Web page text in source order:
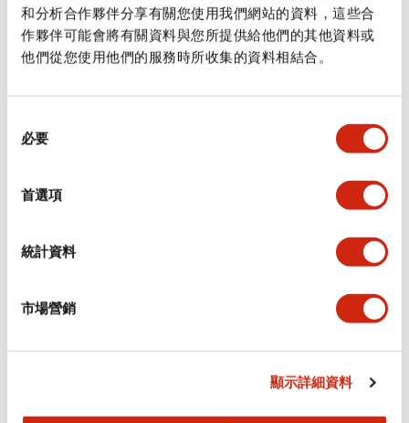
和分析合作夥伴分享有關您使用我們網站的資料，這些合
作夥伴可能會將有關資料與您所提供給他們的其他資料或
他們從您使用他們的服務時所收集的資料相結合。
必要
首選項
統計資料
市場營銷
顯示詳細資料
審美規範
環境規範
功能規格